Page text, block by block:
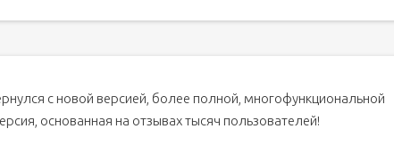
с новой версией, более полной, многофункциональной
основанная на отзывах тысяч пользователей!